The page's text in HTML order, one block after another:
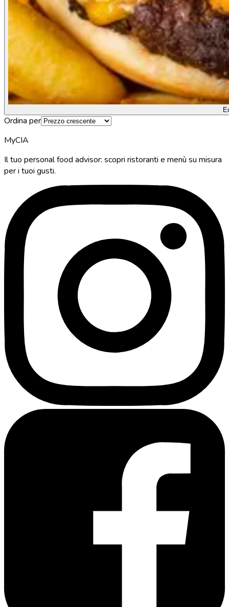
Ordina per
MyCIA
Il tuo personal food advisor: scopri ristoranti e menù su misura
per i tuoi gusti.